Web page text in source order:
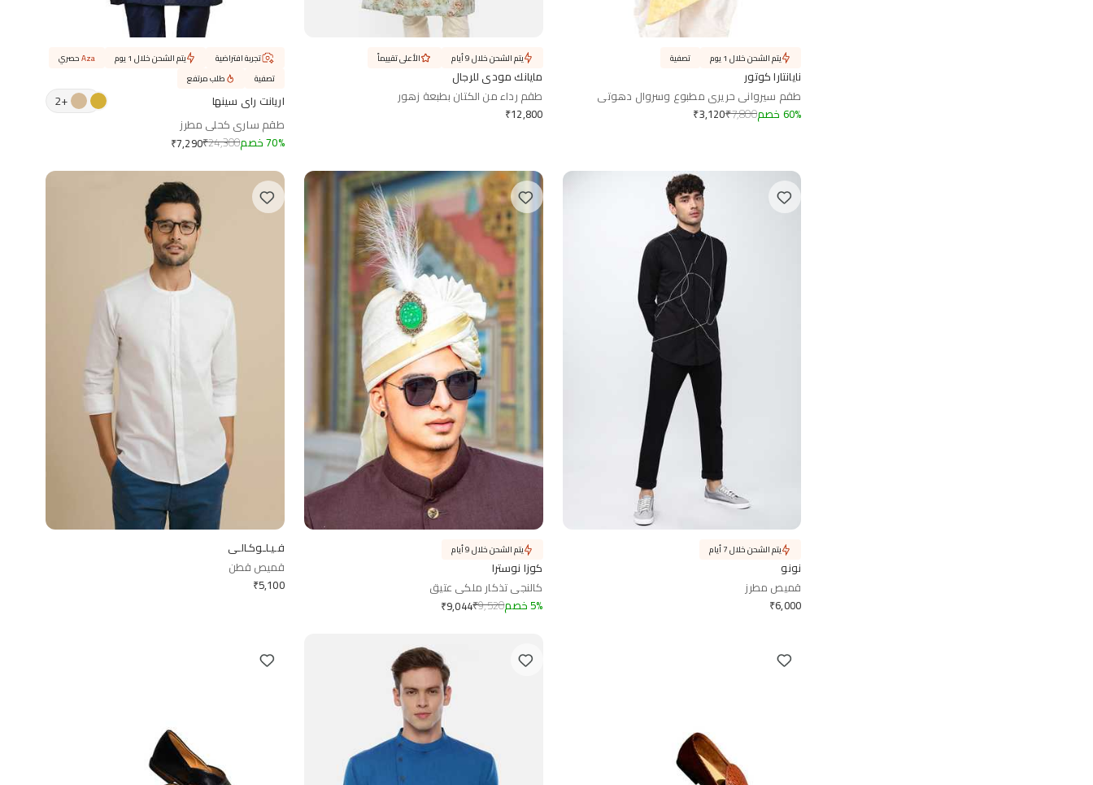
نايانتارا كوتور
طقم سيرواني حريري مطبوع وسروال دهوتي
₹3,120₹7,800 60% خصم
يتم الشحن خلال 1 يوم تصفية
مايانك مودي للرجال
طقم رداء من الكتان بطبعة زهور
₹12,800
يتم الشحن خلال 9 أيام الأعلى تقييماً
اريانت راي سينها +
2
طقم ساري كحلي مطرز
₹7,290₹24,300 70% خصم
تجربة افتراضية يتم الشحن خلال 1 يوم Azaحصري
تصفية
طلب مرتفع
نونو
قميص مطرز
₹6,000
يتم الشحن خلال 7 أيام
كوزا نوسترا
كالنجي تذكار ملكي عتيق
₹9,044₹9,520 5% خصم
يتم الشحن خلال 9 أيام
فـيـلـوكـالـي
قميص قطن
₹5,100